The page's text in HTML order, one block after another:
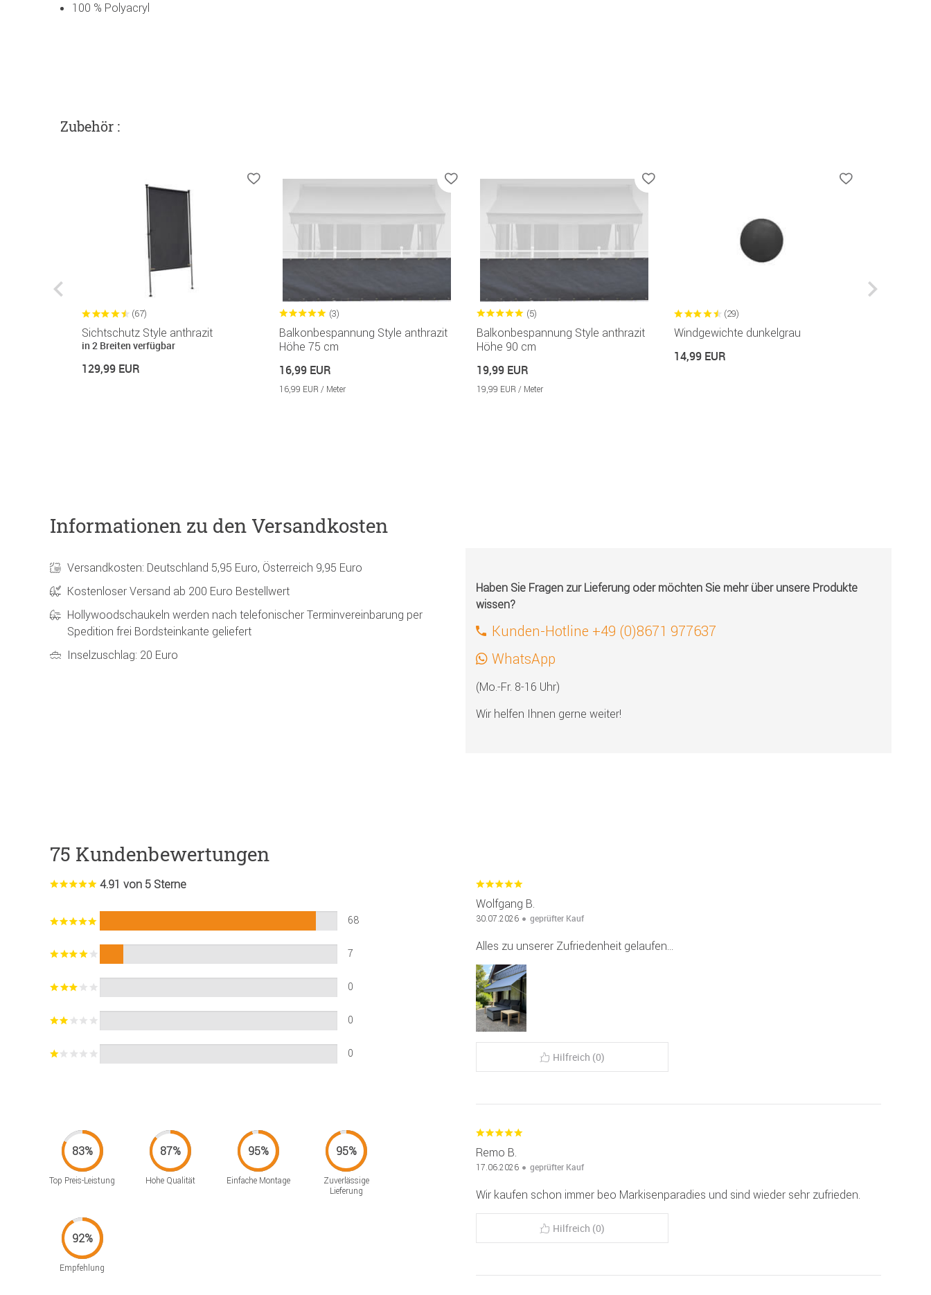
100 % Polyacryl
Zubehör :
(67)
Sichtschutz Style anthrazit
in 2 Breiten verfügbar
129,99 EUR
(3)
Balkonbespannung Style anthrazit
Höhe 75 cm
16,99 EUR
16,99 EUR / Meter
(5)
Balkonbespannung Style anthrazit
Höhe 90 cm
19,99 EUR
19,99 EUR / Meter
(29)
Windgewichte dunkelgrau
14,99 EUR
Informationen zu den Versandkosten
Versandkosten: Deutschland 5,95 Euro, Österreich 9,95 Euro
Kostenloser Versand ab 200 Euro Bestellwert
Hollywoodschaukeln werden nach telefonischer Terminvereinbarung per
Spedition frei Bordsteinkante geliefert
Inselzuschlag: 20 Euro
Haben Sie Fragen zur Lieferung oder möchten Sie mehr über unsere Produkte
wissen?
Kunden-Hotline +49 (0)8671 977637
WhatsApp
(Mo.-Fr. 8-16 Uhr)
Wir helfen Ihnen gerne weiter!
75 Kundenbewertungen
4.91 von 5 Sterne
68
7
0
0
0
Top Preis-Leistung Hohe Qualität Einfache Montage
Zuverlässige
Lieferung
Empfehlung
Wolfgang B.
30.07.2026 geprüfter Kauf
Alles zu unserer Zufriedenheit gelaufen...
Hilfreich (0)
Remo B.
17.06.2026 geprüfter Kauf
Wir kaufen schon immer beo Markisenparadies und sind wieder sehr zufrieden.
Hilfreich (0)